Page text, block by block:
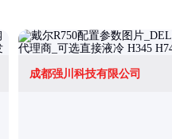
成都强川科技有限公司